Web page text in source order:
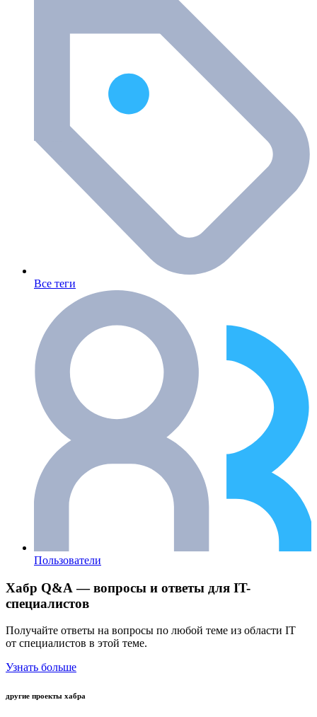
Все теги
Пользователи
Хабр Q&A — вопросы и ответы для IT-
специалистов
Получайте ответы на вопросы по любой теме из области IT
от специалистов в этой теме.
Узнать больше
другие проекты хабра